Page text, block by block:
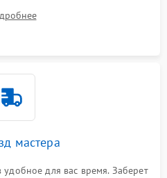
мастера
для вас время. Заберет